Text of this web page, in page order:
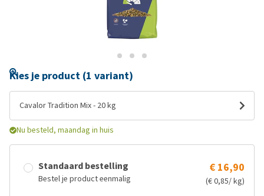
Kies je product (1 variant)
Cavalor Tradition Mix - 20 kg
Nu besteld, maandag in huis
Standaard bestelling
Bestel je product eenmalig
€ 16,90
(€ 0,85/ kg)